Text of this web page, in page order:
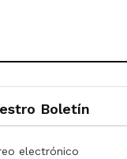
Boletín
electrónico